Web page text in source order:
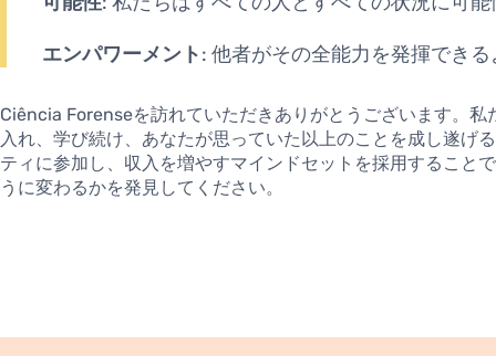
エンパワーメント: 他者がその全能力を発揮できる
Ciência Forenseを訪れていただきありがとうございます。
入れ、学び続け、あなたが思っていた以上のことを成し遂げ
ティに参加し、収入を増やすマインドセットを採用すること
うに変わるかを発見してください。